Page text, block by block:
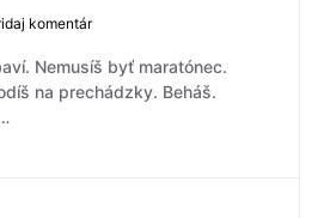
komentár
Nemusíš byť maratónec.
na prechádzky. Beháš.